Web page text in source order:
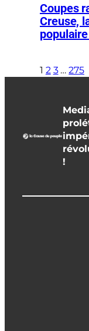
Coupes
Creuse,
1 2 3 … 275
!